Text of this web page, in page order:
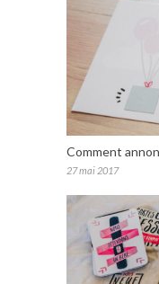
Comment
27 mai 2017